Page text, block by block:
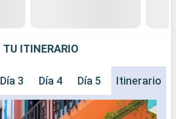
TU ITINERARIO
Día 3 Día 4 Día 5 Día 6 Día
Itinerario